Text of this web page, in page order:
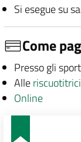
Si esegue su
Come
Presso gli
Alle
Online